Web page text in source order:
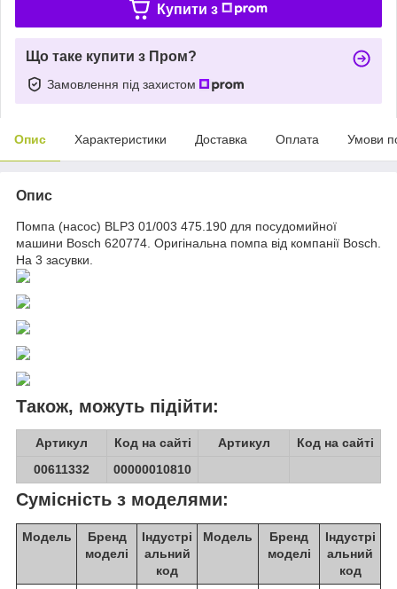
Купити з
Що таке купити з Пром?
Замовлення під захистом
Опис Характеристики Доставка Оплата Умови
Опис
Помпа (насос) BLP3 01/003 475.190 для посудомийної
машини Bosch 620774. Оригінальна помпа від компанії Bosch.
На 3 засувки.
Також, можуть підійти:
Артикул Код на сайті Артикул
Код на сайті
00611332
00000010810
Сумісність з моделями:
Модель
Бренд
моделі
Індустрі
альний
код
Модель
Бренд
моделі
Індустрі
альний
код